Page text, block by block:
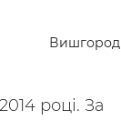
Вишгород
році. За